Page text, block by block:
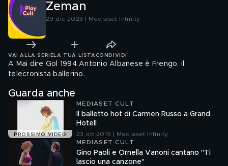
Zeman
29 dic 2023 | Mediaset Infinity
VAI ALLA SERIE LA TUA LISTA CONDIVIDI
A Mai dire Gol 1994 Antonio Albanese è Frengo, il
telecronista ballerino.
Guarda anche
PROSSIMO VIDEO
MEDIASET CULT
Il balletto hot di Carmen Russo a Grand
Hotell
23 ott 2019 | Mediaset Infinity
MEDIASET CULT
Gino Paoli e Ornella Vanoni cantano "Ti
lascio una canzone"